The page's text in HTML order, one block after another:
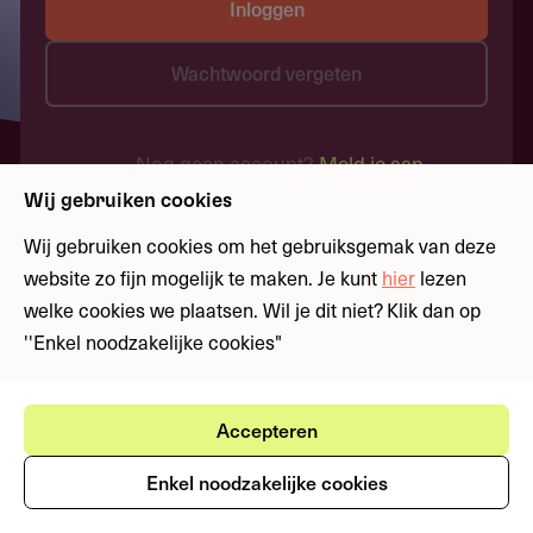
Inloggen
Wachtwoord vergeten
Nog geen account?Meld je aan
Wij gebruiken cookies
Wij gebruiken cookies om het gebruiksgemak van deze
website zo fijn mogelijk te maken. Je kunt hier lezen
welke cookies we plaatsen. Wil je dit niet? Klik dan op
''Enkel noodzakelijke cookies"
Accepteren
Enkel noodzakelijke cookies